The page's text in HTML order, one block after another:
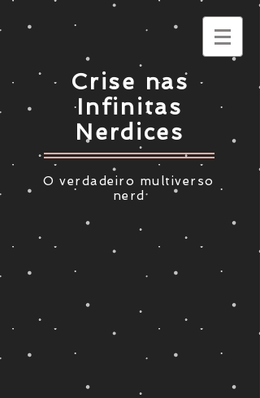
Crise nas
Infinitas
Nerdices
O verdadeiro multiverso
nerd